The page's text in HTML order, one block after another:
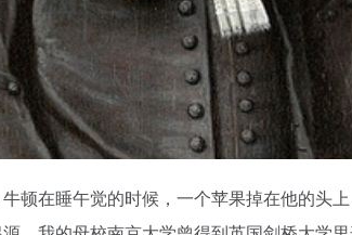
在睡午觉的时候，一个苹果掉在他的头